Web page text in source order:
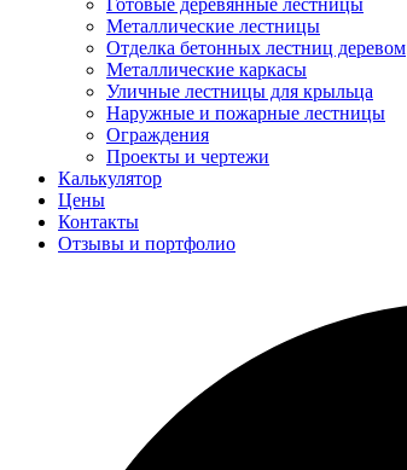
Готовые деревянные лестницы
Металлические лестницы
Отделка бетонных лестниц деревом
Металлические каркасы
Уличные лестницы для крыльца
Наружные и пожарные лестницы
Ограждения
Проекты и чертежи
Калькулятор
Цены
Контакты
Отзывы и портфолио